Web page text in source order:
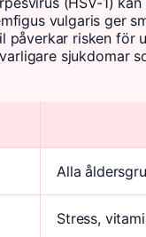
vulgaris ger
påverkar risken för
sjukdomar
Alla
Stress,